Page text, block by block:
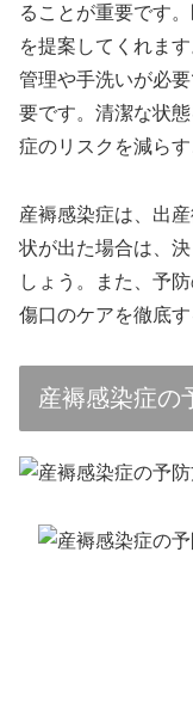
ることが重要です
を提案してくれま
管理や手洗いが必
要です。清潔な状
症のリスクを減らす
産褥感染症は、出
状が出た場合は、
しょう。また、予
傷口のケアを徹底す
産褥感染症の